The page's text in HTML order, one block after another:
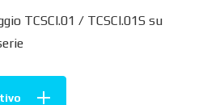
TCSCI.01 / TCSCI.01S su